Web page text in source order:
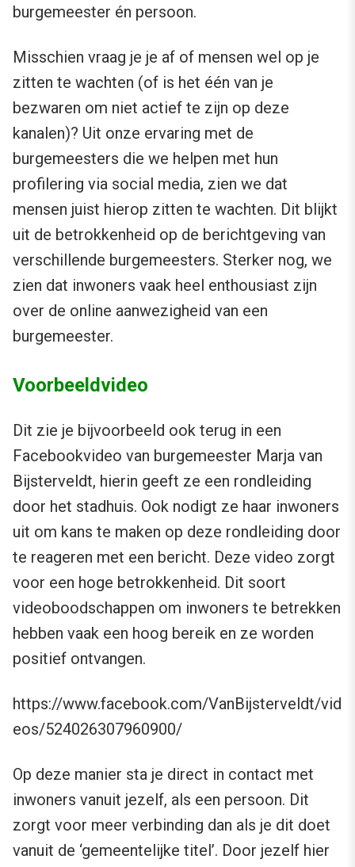
burgemeester én persoon.
Misschien vraag je je af of mensen wel op je
zitten te wachten (of is het één van je
bezwaren om niet actief te zijn op deze
kanalen)? Uit onze ervaring met de
burgemeesters die we helpen met hun
profilering via social media, zien we dat
mensen juist hierop zitten te wachten. Dit blijkt
uit de betrokkenheid op de berichtgeving van
verschillende burgemeesters. Sterker nog, we
zien dat inwoners vaak heel enthousiast zijn
over de online aanwezigheid van een
burgemeester.
Voorbeeldvideo
Dit zie je bijvoorbeeld ook terug in een
Facebookvideo van burgemeester Marja van
Bijsterveldt, hierin geeft ze een rondleiding
door het stadhuis. Ook nodigt ze haar inwoners
uit om kans te maken op deze rondleiding door
te reageren met een bericht. Deze video zorgt
voor een hoge betrokkenheid. Dit soort
videoboodschappen om inwoners te betrekken
hebben vaak een hoog bereik en ze worden
positief ontvangen.
https://www.facebook.com/VanBijsterveldt/vid
eos/524026307960900/
Op deze manier sta je direct in contact met
inwoners vanuit jezelf, als een persoon. Dit
zorgt voor meer verbinding dan als je dit doet
vanuit de ‘gemeentelijke titel’. Door jezelf hier